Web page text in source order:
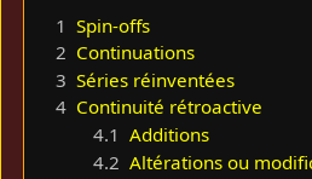
1 Spin-offs
2 Continuations
3 Séries réinventées
4 Continuité rétroactive
4.1 Additions
4.2 Altérations ou